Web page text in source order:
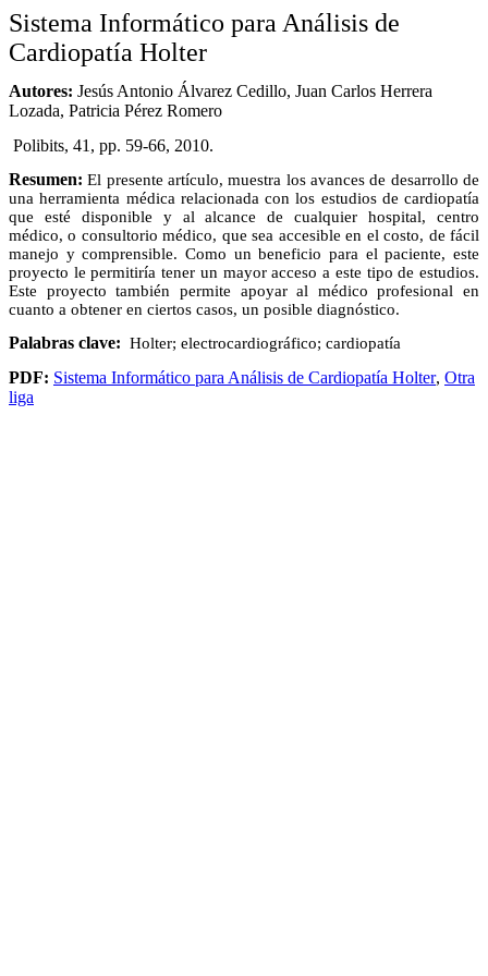
Sistema Informático para Análisis de
Cardiopatía Holter
Autores: Jesús Antonio Álvarez Cedillo, Juan Carlos Herrera
Lozada, Patricia Pérez Romero
Polibits, 41, pp. 59-66, 2010.
Resumen:El presente artículo, muestra los avances de desarrollo de
una herramienta médica relacionada con los estudios de cardiopatía
que esté disponible y al alcance de cualquier hospital, centro
médico, o consultorio médico, que sea accesible en el costo, de fácil
manejo y comprensible. Como un beneficio para el paciente, este
proyecto le permitiría tener un mayor acceso a este tipo de estudios.
Este proyecto también permite apoyar al médico profesional en
cuanto a obtener en ciertos casos, un posible diagnóstico.
Palabras clave: Holter; electrocardiográfico; cardiopatía
PDF: Sistema Informático para Análisis de Cardiopatía Holter, Otra
liga